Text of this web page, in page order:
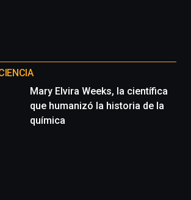
Mary Elvira Weeks, la científica
que humanizó la historia de la
química